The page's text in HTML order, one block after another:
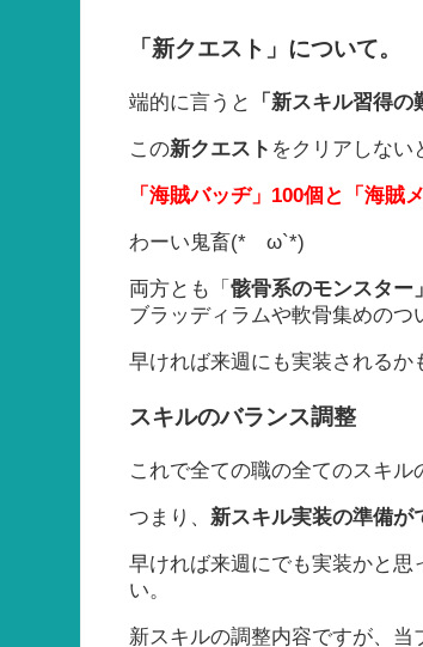
「 新クエスト」 について。
端的に言うと 「新スキル習得の
この新クエスト をクリアしない
「海賊バッヂ」100個と「海賊
わーい鬼畜(*´ω`*)
両方とも「骸骨系のモンスター」
ブラッディラムや軟骨集めのつ
早ければ来週にも実装されるか
スキルのバランス調整
これで全ての職の全てのスキ
つまり、 新スキル実装の準備が
早ければ来週にでも実装かと
い。
新スキルの調整内容ですが、当